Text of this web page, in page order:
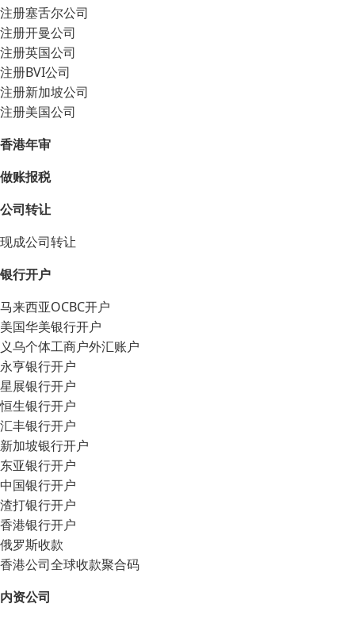
注册塞舌尔公司
注册开曼公司
注册英国公司
注册BVI公司
注册新加坡公司
注册美国公司
香港年审
做账报税
公司转让
现成公司转让
银行开户
马来西亚OCBC开户
美国华美银行开户
义乌个体工商户外汇账户
永亨银行开户
星展银行开户
恒生银行开户
汇丰银行开户
新加坡银行开户
东亚银行开户
中国银行开户
渣打银行开户
香港银行开户
俄罗斯收款
香港公司全球收款聚合码
内资公司